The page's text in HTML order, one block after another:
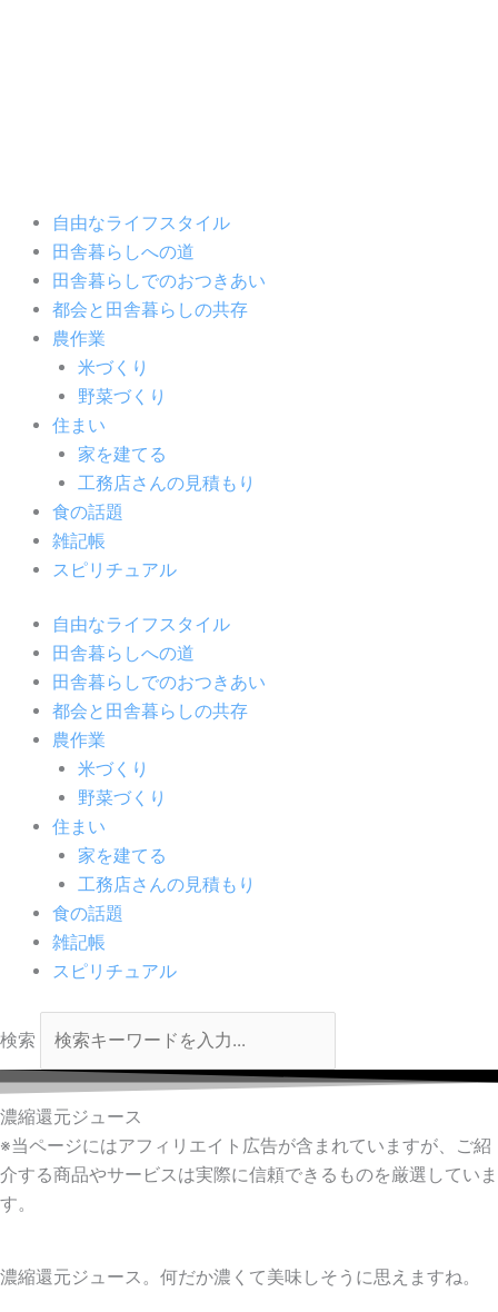
自由なライフスタイル
田舎暮らしへの道
田舎暮らしでのおつきあい
都会と田舎暮らしの共存
農作業
米づくり
野菜づくり
住まい
家を建てる
工務店さんの見積もり
食の話題
雑記帳
スピリチュアル
自由なライフスタイル
田舎暮らしへの道
田舎暮らしでのおつきあい
都会と田舎暮らしの共存
農作業
米づくり
野菜づくり
住まい
家を建てる
工務店さんの見積もり
食の話題
雑記帳
スピリチュアル
検索
濃縮還元ジュース
※当ページにはアフィリエイト広告が含まれていますが、ご紹
介する商品やサービスは実際に信頼できるものを厳選していま
す。
濃縮還元ジュース。何だか濃くて美味しそうに思えますね。